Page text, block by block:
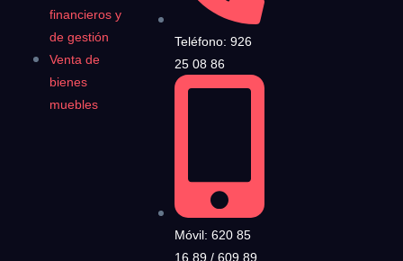
financieros y
de gestión
Venta de
bienes
muebles
Teléfono: 926
25 08 86
Móvil: 620 85
16 89 / 609 89